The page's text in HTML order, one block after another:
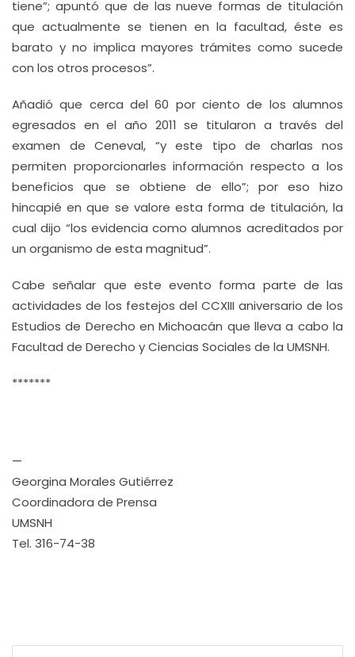
tiene”; apuntó que de las nueve formas de titulación
que actualmente se tienen en la facultad, éste es
barato y no implica mayores trámites como sucede
con los otros procesos”.
Añadió que cerca del 60 por ciento de los alumnos
egresados en el año 2011 se titularon a través del
examen de Ceneval, “y este tipo de charlas nos
permiten proporcionarles información respecto a los
beneficios que se obtiene de ello”; por eso hizo
hincapié en que se valore esta forma de titulación, la
cual dijo “los evidencia como alumnos acreditados por
un organismo de esta magnitud”.
Cabe señalar que este evento forma parte de las
actividades de los festejos del CCXIII aniversario de los
Estudios de Derecho en Michoacán que lleva a cabo la
Facultad de Derecho y Ciencias Sociales de la UMSNH.
*******
—
Georgina Morales Gutiérrez
Coordinadora de Prensa
UMSNH
Tel. 316-74-38